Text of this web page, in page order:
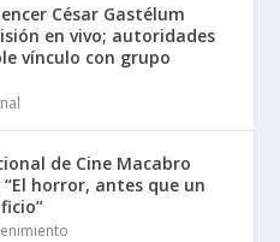
César Gastélum
en vivo; autoridades
vínculo con grupo
de Cine Macabro
horror, antes que un